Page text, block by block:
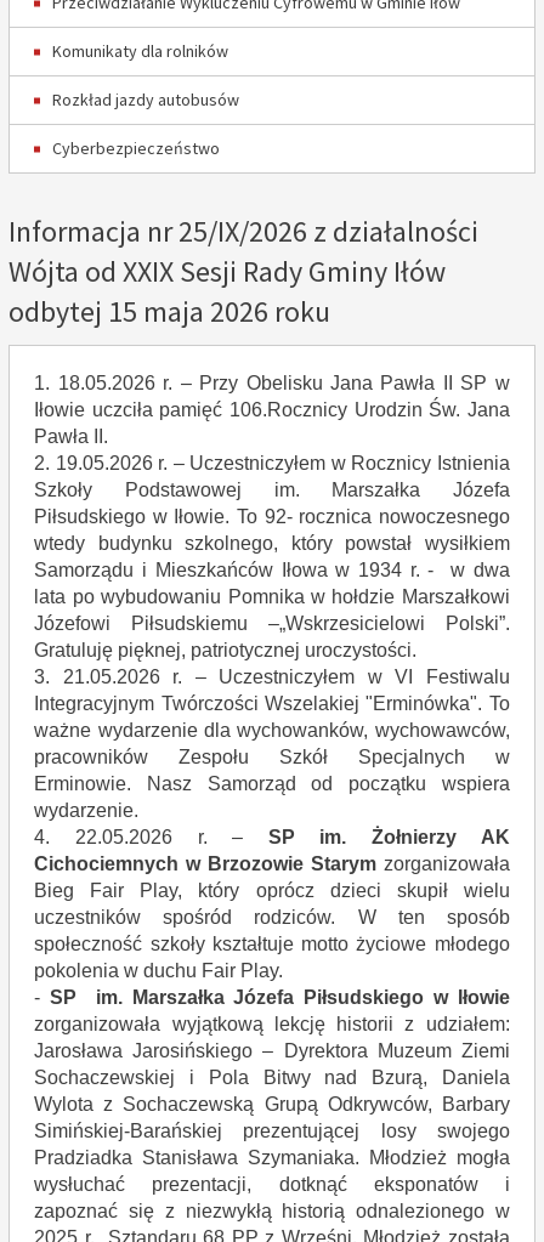
Komunikaty dla rolników
Rozkład jazdy autobusów
Cyberbezpieczeństwo
Informacja nr 25/IX/2026 z działalności
Wójta od XXIX Sesji Rady Gminy Iłów
odbytej 15 maja 2026 roku
1. 18.05.2026 r. – Przy Obelisku Jana Pawła II SP w
Iłowie uczciła pamięć 106.Rocznicy Urodzin Św. Jana
Pawła II.
2. 19.05.2026 r. – Uczestniczyłem w Rocznicy Istnienia
Szkoły Podstawowej im. Marszałka Józefa
Piłsudskiego w Iłowie. To 92- rocznica nowoczesnego
wtedy budynku szkolnego, który powstał wysiłkiem
Samorządu i Mieszkańców Iłowa w 1934 r. - w dwa
lata po wybudowaniu Pomnika w hołdzie Marszałkowi
Józefowi Piłsudskiemu –„Wskrzesicielowi Polski”.
Gratuluję pięknej, patriotycznej uroczystości.
3. 21.05.2026 r. – Uczestniczyłem w VI Festiwalu
Integracyjnym Twórczości Wszelakiej "Erminówka". To
ważne wydarzenie dla wychowanków, wychowawców,
pracowników Zespołu Szkół Specjalnych w
Erminowie. Nasz Samorząd od początku wspiera
wydarzenie.
4. 22.05.2026 r. – SP im. Żołnierzy AK
Cichociemnych w Brzozowie Starymzorganizowała
Bieg Fair Play, który oprócz dzieci skupił wielu
uczestników spośród rodziców. W ten sposób
społeczność szkoły kształtuje motto życiowe młodego
pokolenia w duchu Fair Play.
-SP im. Marszałka Józefa Piłsudskiego w Iłowie
zorganizowała wyjątkową lekcję historii z udziałem:
Jarosława Jarosińskiego – Dyrektora Muzeum Ziemi
Sochaczewskiej i Pola Bitwy nad Bzurą, Daniela
Wylota z Sochaczewską Grupą Odkrywców, Barbary
Simińskiej-Barańskiej prezentującej losy swojego
Pradziadka Stanisława Szymaniaka. Młodzież mogła
wysłuchać prezentacji, dotknąć eksponatów i
zapoznać się z niezwykłą historią odnalezionego w
2025 r. Sztandaru 68 PP z Wrześni. Młodzież została